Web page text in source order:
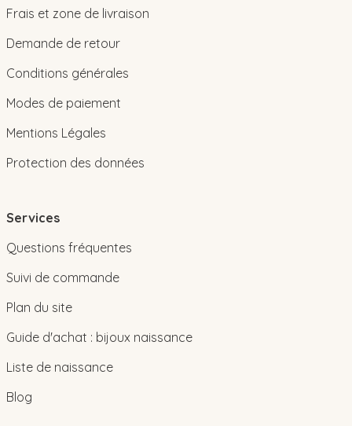
Frais et zone de livraison
Demande de retour
Conditions générales
Modes de paiement
Mentions Légales
Protection des données
Services
Questions fréquentes
Suivi de commande
Plan du site
Guide d'achat : bijoux naissance
Liste de naissance
Blog